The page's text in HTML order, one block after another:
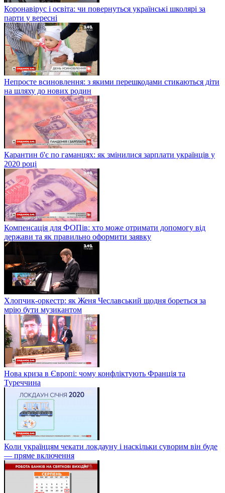
Коронавірус і освіта: чи повернуться українські школярі за
парти у вересні
Непросте всиновлення: з якими перешкодами стикаються діти
на шляху до нових родин
Карантин б'є по гаманцях: як змінилися зарплати українців у
2020 році
Компенсація для ФОПів: хто може отримати допомогу від
держави та як правильно оформити заявку
Хлопчик-оркестр: як Женя Чеславський щодня бореться за
мрію бути музикантом
Нова криза в Європі: чому конфліктують Франція та
Туреччина
Коли українцям чекати локдауну і наскільки суворим він буде
— пряме включення